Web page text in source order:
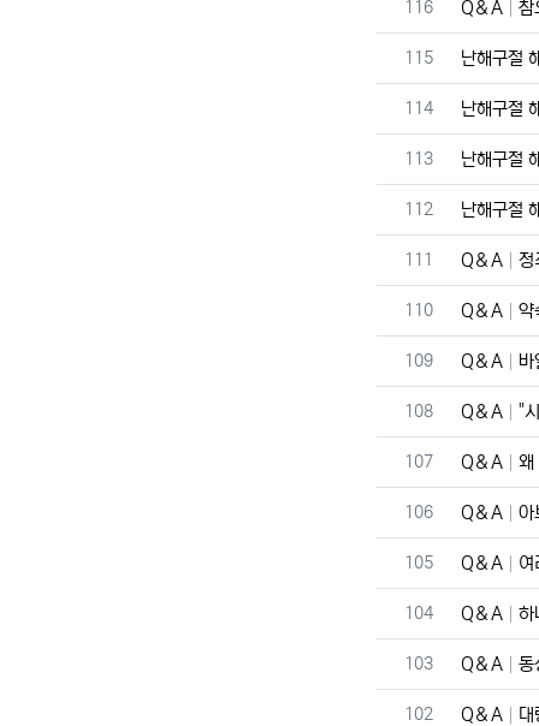
번호
116 Q＆A 참
번호
115 난해구절
번호
114 난해구절
번호
113 난해구절
번호
112 난해구절
번호
111 Q＆A 정
번호
110 Q＆A 약
번호
109 Q＆A 바
번호
108 Q＆A "
번호
107 Q＆A 왜
번호
106 Q＆A 아
번호
105 Q＆A 여
번호
104 Q＆A 하
번호
103 Q＆A 동
번호
102 Q＆A 대